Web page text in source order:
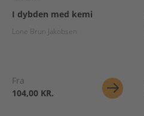
I dybden med kemi
Lone Brun Jakobsen
Fra
104,00 KR.